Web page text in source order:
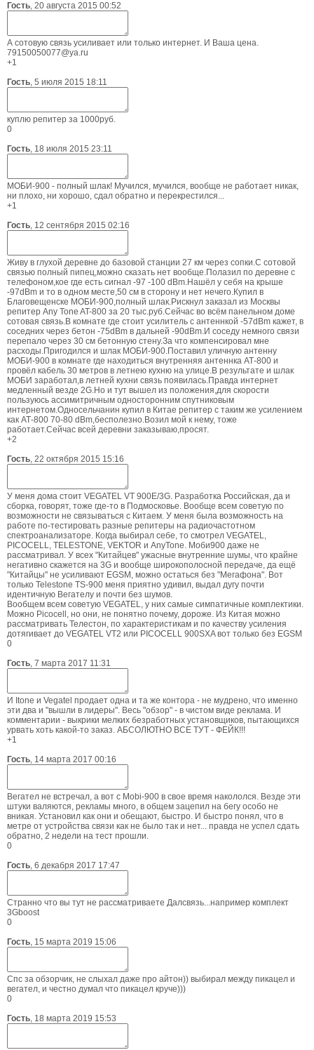
Гость, 20 августа 2015 00:52
А сотовую связь усиливает или только интернет. И Ваша цена.
79150050077@ya.ru
+1
Гость, 5 июля 2015 18:11
куплю репитер за 1000руб.
0
Гость, 18 июля 2015 23:11
МОБИ-900 - полный шлак! Мучился, мучился, вообще не работает никак,
ни плохо, ни хорошо, сдал обратно и перекрестился...
+1
Гость, 12 сентября 2015 02:16
Живу в глухой деревне до базовой станции 27 км через сопки.С сотовой
связью полный пипец,можно сказать нет вообще.Полазил по деревне с
телефоном,кое где есть сигнал -97 -100 dBm.Нашёл у себя на крыше
-97dBm и то в одном месте,50 см в сторону и нет нечего.Купил в
Благовещенске МОБИ-900,полный шлак.Рискнул заказал из Москвы
репитер Any Tone AT-800 за 20 тыс.руб.Сейчас во всём панельном доме
сотовая связь.В комнате где стоит усилитель с антеннкой -57dBm кажет, в
соседних через бетон -75dBm в дальней -90dBm.И соседу немного связи
перепало через 30 см бетонную стену.За что компенсировал мне
расходы.Пригодился и шлак МОБИ-900.Поставил уличную антенну
МОБИ-900 в комнате где находиться внутренняя антеннка АТ-800 и
провёл кабель 30 метров в летнею кухню на улице.В результате и шлак
МОБИ заработал,в летней кухни связь появилась.Правда интернет
медленный везде 2G.Но и тут вышел из положения,для скорости
пользуюсь ассимитричным односторонним спутниковым
интернетом.Односельчанин купил в Китае репитер с таким же усилением
как АТ-800 70-80 dBm,бесполезно.Возил мой к нему, тоже
работает.Сейчас всей деревни заказываю,просят.
+2
Гость, 22 октября 2015 15:16
У меня дома стоит VEGATEL VT 900E/3G. Разработка Российская, да и
сборка, говорят, тоже где-то в Подмосковье. Вообще всем советую по
возможности не связываться с Китаем. У меня была возможность на
работе по-тестировать разные репитеры на радиочастотном
спектроанализаторе. Когда выбирал себе, то смотрел VEGATEL,
PICOCELL, TELESTONE, VEKTOR и AnyTone. Моби900 даже не
рассматривал. У всех "Китайцев" ужасные внутренние шумы, что крайне
негативно скажется на 3G и вообще широкополосной передаче, да ещё
"Китайцы" не усиливают EGSM, можно остаться без "Мегафона". Вот
только Telestone TS-900 меня приятно удивил, выдал дугу почти
идентичную Вегателу и почти без шумов.
Вообщем всем советую VEGATEL, у них самые симпатичные комплектики.
Можно Picоcell, но они, не понятно почему, дороже. Из Китая можно
рассматривать Телестон, по характеристикам и по качеству усиления
дотягивает до VEGATEL VT2 или PICOCELL 900SXA вот только без EGSM
0
Гость, 7 марта 2017 11:31
И Itone и Vegatel продает одна и та же контора - не мудрено, что именно
эти два и "вышли в лидеры". Весь "обзор" - в чистом виде реклама. И
комментарии - выкрики мелких безработных установщиков, пытающихся
урвать хоть какой-то заказ. АБСОЛЮТНО ВСЕ ТУТ - ФЕЙК!!!
+1
Гость, 14 марта 2017 00:16
Вегател не встречал, а вот с Mobi-900 в свое время накололся. Везде эти
штуки валяются, рекламы много, в общем зацепил на бегу особо не
вникая. Установил как они и обещают, быстро. И быстро понял, что в
метре от устройства связи как не было так и нет... правда не успел сдать
обратно, 2 недели на тест прошли.
0
Гость, 6 декабря 2017 17:47
Странно что вы тут не рассматриваете Далсвязь...например комплект
3Gboost
0
Гость, 15 марта 2019 15:06
Спс за обзорчик, не слыхал даже про айтон)) выбирал между пикацел и
вегател, и честно думал что пикацел круче)))
0
Гость, 18 марта 2019 15:53